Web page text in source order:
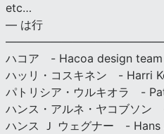
etc…
— は行
ハコア - Hacoa design team
ハッリ・コスキネン - Harri
パトリシア・ウルキオラ -
ハンス・アルネ・ヤコブソ
ハンス Ｊ ウェグナー - Hans